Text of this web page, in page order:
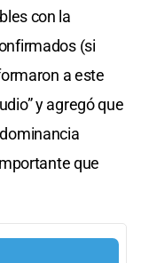
con la
(si
a este
y agregó que
que